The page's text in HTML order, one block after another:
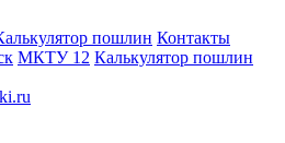
пошлин Контакты
МКТУ 12 Калькулятор пошлин